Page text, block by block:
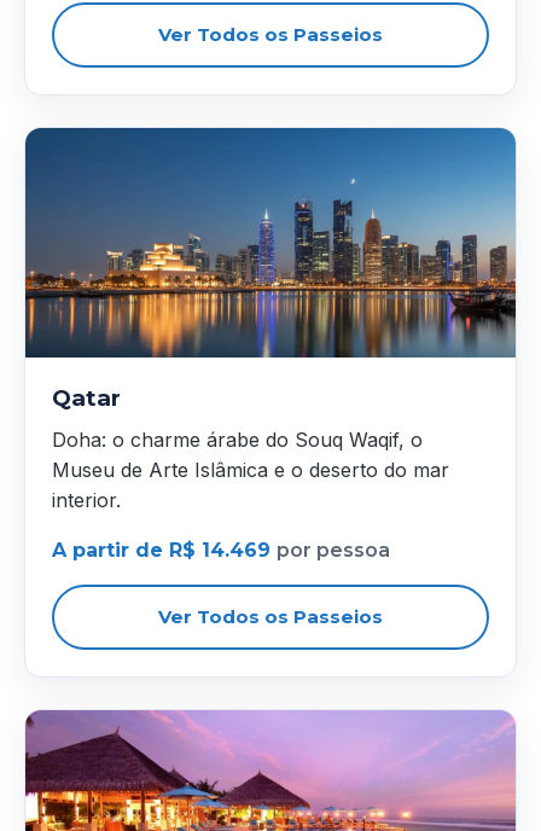
Ver Todos os Passeios
Qatar
Doha: o charme árabe do Souq Waqif, o
Museu de Arte Islâmica e o deserto do mar
interior.
A partir de R$ 14.469 por pessoa
Ver Todos os Passeios